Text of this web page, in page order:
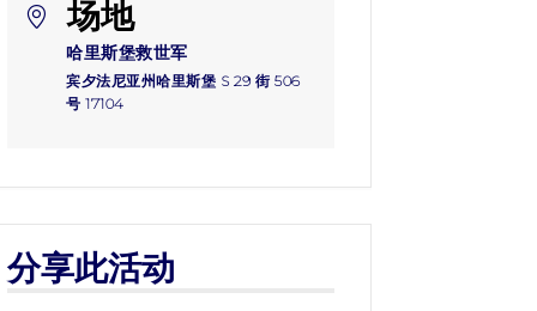
场地
哈里斯堡救世军
宾夕法尼亚州哈里斯堡 S 29 街 506
号 17104
分享此活动